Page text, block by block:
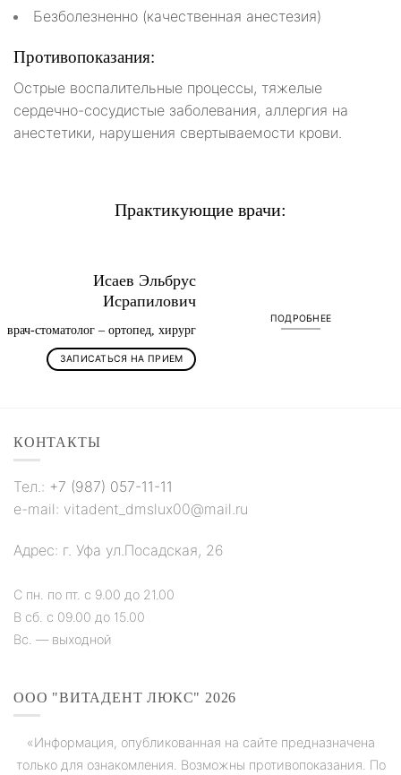
Безболезненно (качественная анестезия)
Противопоказания:
Острые воспалительные процессы, тяжелые
сердечно-сосудистые заболевания, аллергия на
анестетики, нарушения свертываемости крови.
Практикующие врачи:
Исаев Эльбрус
Исрапилович
врач-стоматолог – ортопед, хирург
ЗАПИСАТЬСЯ НА ПРИЕМ
ПОДРОБНЕЕ
КОНТАКТЫ
Тел.: +7 (987) 057-11-11
e-mail: vitadent_dmslux00@mail.ru
Адрес: г. Уфа ул.Посадская, 26
С пн. по пт. с 9.00 до 21.00
В сб. с 09.00 до 15.00
Вс. — выходной
ООО "ВИТАДЕНТ ЛЮКС" 2026
«Информация, опубликованная на сайте предназначена
только для ознакомления. Возможны противопоказания. По